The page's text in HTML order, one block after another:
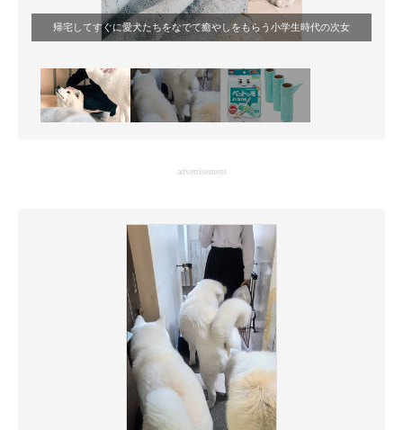
企業ITのトレンドを詳説
マーケ×ITの今がよく分かる
ITエンジニア向け専門サイト
製造業のIT導入・活用を支援
モノづくり技術者専門サイト
エレクトロニクス専門サイト
電子設計の基本と応用
エネルギーの専門メディア
帰宅してすぐに愛犬たちをなでて癒やしをもらう小学生時代の次女
advertisement